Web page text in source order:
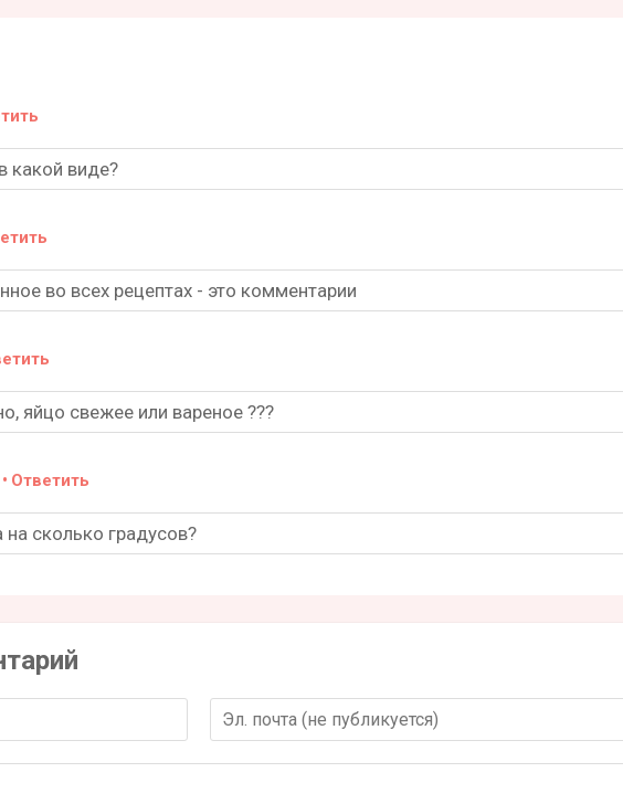
какой виде?
во всех рецептах - это комментарии
яйцо свежее или вареное ???
Ответить
на сколько градусов?